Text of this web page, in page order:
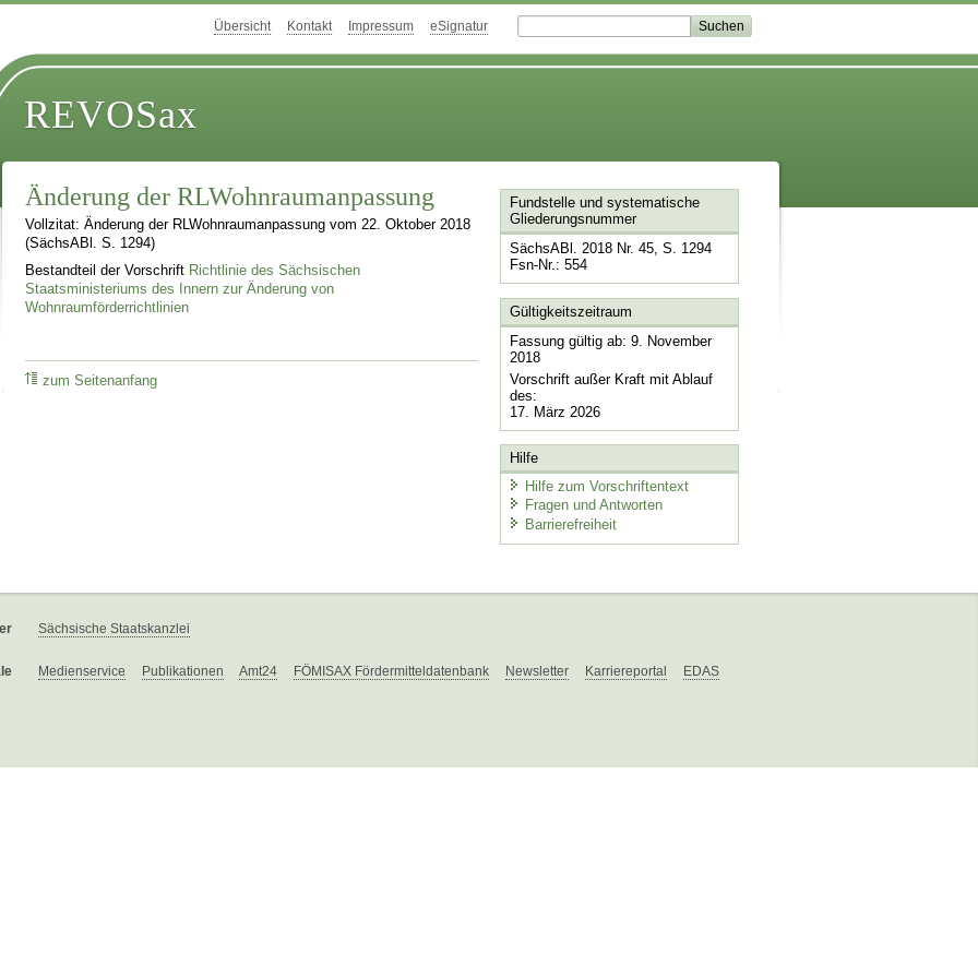
Übersicht Kontakt Impressum eSignatur
REVOSax
Änderung der RLWohnraumanpassung
Vollzitat: Änderung der RLWohnraumanpassung vom 22. Oktober 2018
(SächsABl. S. 1294)
Bestandteil der Vorschrift Richtlinie des Sächsischen
Staatsministeriums des Innern zur Änderung von
Wohnraumförderrichtlinien
zum Seitenanfang
Fundstelle und systematische
Gliederungsnummer
SächsABl. 2018 Nr. 45, S. 1294
Fsn-Nr.: 554
Gültigkeitszeitraum
Fassung gültig ab: 9. November
2018
Vorschrift außer Kraft mit Ablauf
des:
17. März 2026
Hilfe
Hilfe zum Vorschriftentext
Fragen und Antworten
Barrierefreiheit
Sächsische Staatskanzlei
Medienservice Publikationen Amt24 FÖMISAX Fördermitteldatenbank Newsletter Karriereportal EDAS